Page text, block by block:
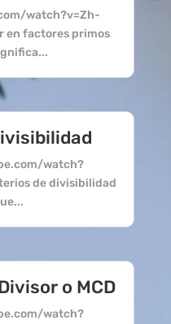
watch?v=Zh-
en factores primos
watch?
de divisibilidad
o MCD
watch?